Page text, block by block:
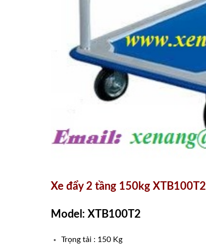
Xe đẩy 2 tầng 150kg XTB100T2
Model: XTB100T2
Trọng tải : 150 Kg